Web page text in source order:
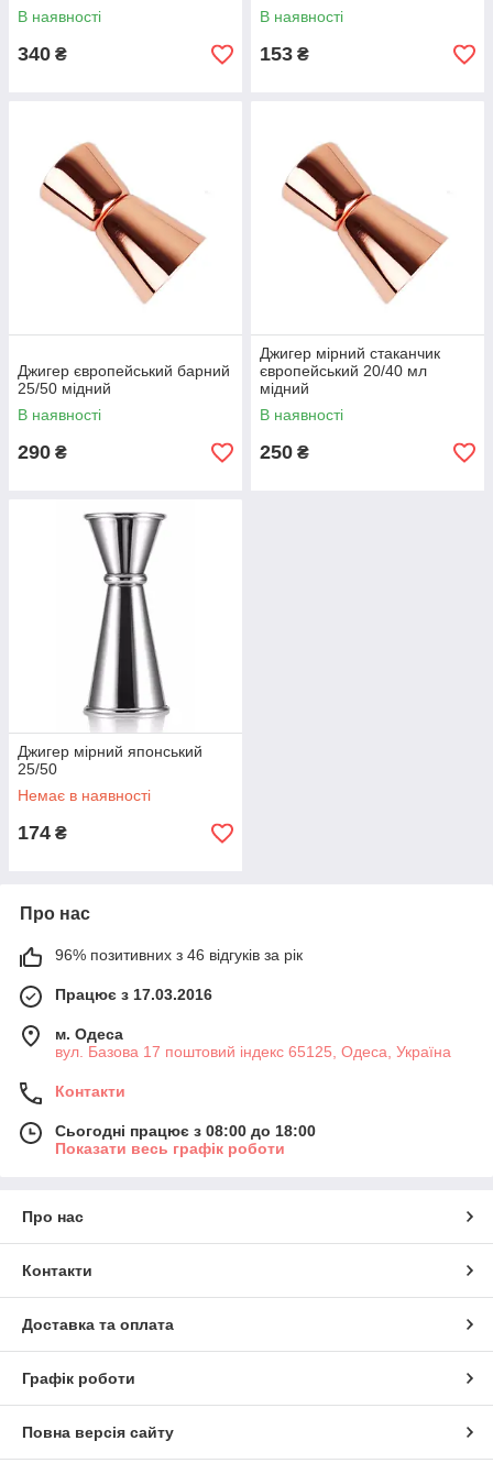
В наявності
340 ₴
В наявності
153 ₴
Джигер європейський барний
25/50 мідний
В наявності
290 ₴
Джигер мірний стаканчик
європейський 20/40 мл
мідний
В наявності
250 ₴
Джигер мірний японський
25/50
Немає в наявності
174 ₴
Про нас
96% позитивних з 46 відгуків за рік
Працює з 17.03.2016
м. Одеса
вул. Базова 17 поштовий індекс 65125, Одеса, Україна
Контакти
Сьогодні працює з 08:00 до 18:00
Показати весь графік роботи
Про нас
Контакти
Доставка та оплата
Графік роботи
Повна версія сайту